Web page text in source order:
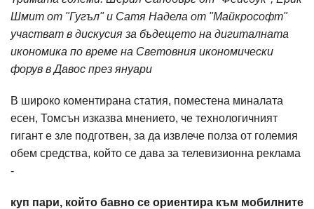
Шмит от "Гугъл" и Сатя Надела от "Майкрософт"
участват в дискусия за бъдещето на дигиталната
икономика по време на Световния икономически
форув в Давос през януари
В широко коментирана статия, поместена миналата
есен, Томсън изказва мнението, че технологичният
гигант е зле подготвен, за да извлече полза от големия
обем средства, който се дава за телевизионна реклама
-
куп пари, който бавно се ориентира към мобилните